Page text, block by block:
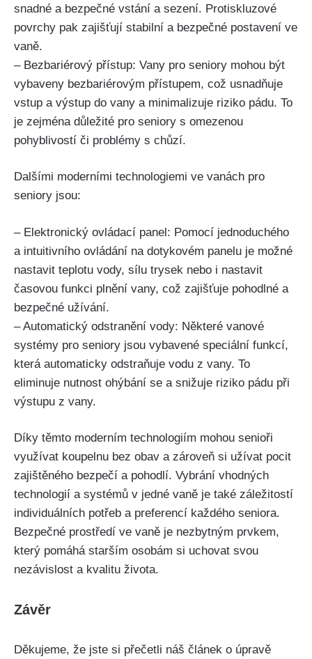
snadné a bezpečné vstání a sezení. Protiskluzové
povrchy pak zajišťují stabilní a bezpečné postavení ve
vaně.
– Bezbariérový přístup: Vany pro seniory mohou být
vybaveny bezbariérovým přístupem, což usnadňuje
vstup a výstup do vany a minimalizuje riziko pádu. To
je zejména důležité pro seniory s omezenou
pohyblivostí či problémy s chůzí.
Dalšími moderními technologiemi ve vanách pro
seniory jsou:
– Elektronický ovládací panel: Pomocí jednoduchého
a intuitivního ovládání na dotykovém panelu je možné
nastavit teplotu vody, sílu trysek nebo i nastavit
časovou funkci plnění vany, což zajišťuje pohodlné a
bezpečné užívání.
– Automatický odstranění vody: Některé vanové
systémy pro seniory jsou vybavené speciální funkcí,
která automaticky odstraňuje vodu z vany. To
eliminuje nutnost ohýbání se a snižuje riziko pádu při
výstupu z vany.
Díky těmto moderním technologiím mohou senioři
využívat koupelnu bez obav a zároveň si užívat pocit
zajištěného bezpečí a pohodlí. Vybrání vhodných
technologií a systémů v jedné vaně je také záležitostí
individuálních potřeb a preferencí každého seniora.
Bezpečné prostředí ve vaně je nezbytným prvkem,
který pomáhá starším osobám si uchovat svou
nezávislost a kvalitu života.
Závěr
Děkujeme, že jste si přečetli náš článek o úpravě